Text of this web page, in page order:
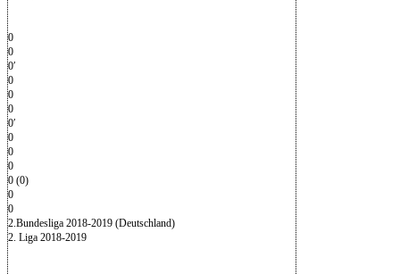
0
0
0′
0
0
0
0′
0
0
0
0 (0)
0
0
2.Bundesliga 2018-2019 (Deutschland)
2. Liga 2018-2019